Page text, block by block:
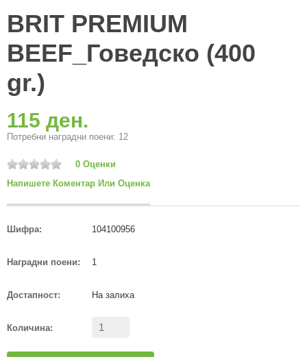
BRIT PREMIUM
BEEF_Говедско (400
gr.)
115 ден.
Потребни наградни поени: 12
0 Оценки
Напишете Коментар Или Оценка
Шифра: 104100956
Наградни поени: 1
Достапност: На залиха
Количина: